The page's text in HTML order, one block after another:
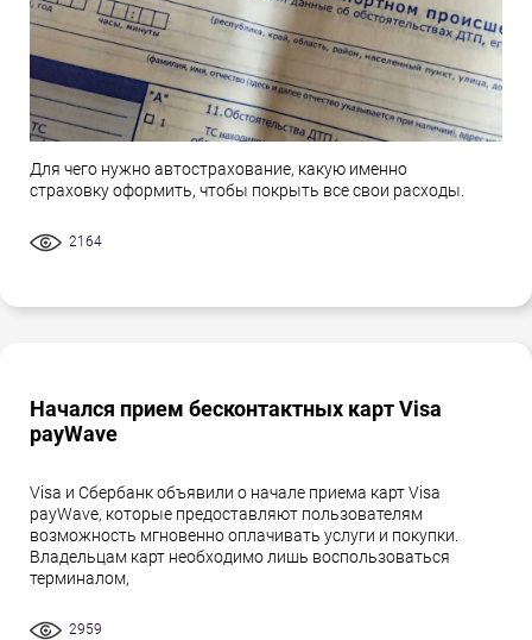
Для чего нужно автострахование, какую именно
страховку оформить, чтобы покрыть все свои расходы.
2164
Начался прием бесконтактных карт Visa
payWave
Visa и Сбербанк объявили о начале приема карт Visa
payWave, которые предоставляют пользователям
возможность мгновенно оплачивать услуги и покупки.
Владельцам карт необходимо лишь воспользоваться
терминалом,
2959